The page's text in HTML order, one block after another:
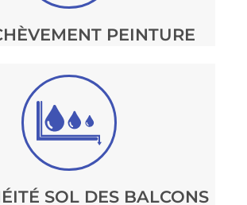
PEINTURE
SOL DES BALCONS